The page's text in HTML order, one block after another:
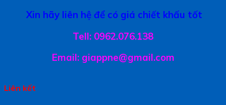
Xin hãy liên hệ để có giá chiết khấu tốt
Tell: 0962.076.138
Email: giappne@gmail.com
Liên kết